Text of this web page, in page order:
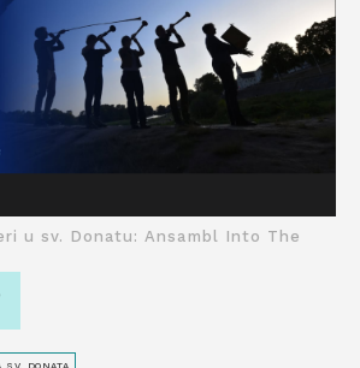
u sv. Donatu: Ansambl Into The